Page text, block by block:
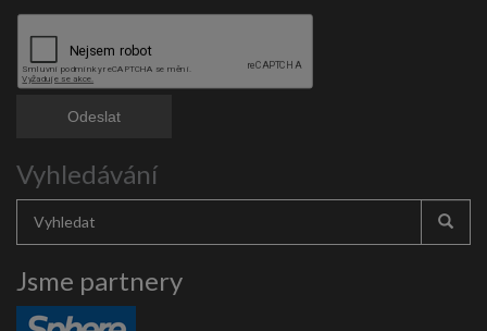
Vyhledávání
Jsme partnery